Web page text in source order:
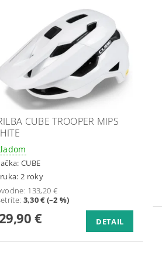
CUBE TROOPER MIPS
CUBE
2 roky
133,20 €
: 3,30 € (–2 %)
€ DETAIL